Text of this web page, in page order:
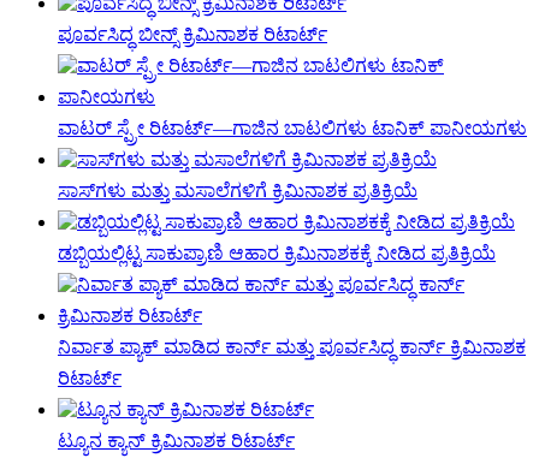
ಪೂರ್ವಸಿದ್ಧ ಬೀನ್ಸ್ ಕ್ರಿಮಿನಾಶಕ ರಿಟಾರ್ಟ್
ವಾಟರ್ ಸ್ಪ್ರೇ ರಿಟಾರ್ಟ್—ಗಾಜಿನ ಬಾಟಲಿಗಳು ಟಾನಿಕ್ ಪಾನೀಯಗಳು
ಸಾಸ್‌ಗಳು ಮತ್ತು ಮಸಾಲೆಗಳಿಗೆ ಕ್ರಿಮಿನಾಶಕ ಪ್ರತಿಕ್ರಿಯೆ
ಡಬ್ಬಿಯಲ್ಲಿಟ್ಟ ಸಾಕುಪ್ರಾಣಿ ಆಹಾರ ಕ್ರಿಮಿನಾಶಕಕ್ಕೆ ನೀಡಿದ ಪ್ರತಿಕ್ರಿಯೆ
ನಿರ್ವಾತ ಪ್ಯಾಕ್ ಮಾಡಿದ ಕಾರ್ನ್ ಮತ್ತು ಪೂರ್ವಸಿದ್ಧ ಕಾರ್ನ್ ಕ್ರಿಮಿನಾಶಕ
ರಿಟಾರ್ಟ್
ಟ್ಯೂನ ಕ್ಯಾನ್ ಕ್ರಿಮಿನಾಶಕ ರಿಟಾರ್ಟ್